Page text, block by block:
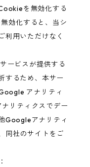
を無効化する
効化すると、当シ
利用いただけなく
ービスが提供する
するため、本サー
アナリティ
リティクスでデー
Googleアナリティ
同社のサイトをご